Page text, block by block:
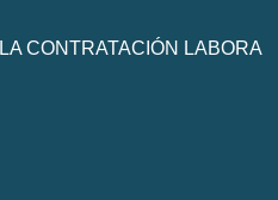
CONTRATACIÓN LABORA